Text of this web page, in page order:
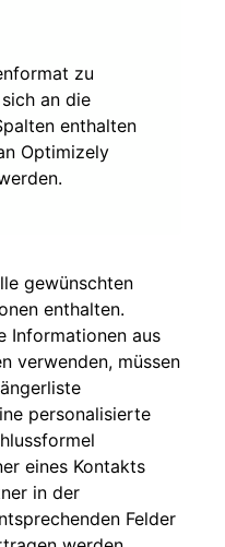
zu
an die
enthalten
Optimizely
gewünschten
enthalten.
Informationen aus
verwenden, müssen
personalisierte
eines Kontakts
in der
Felder